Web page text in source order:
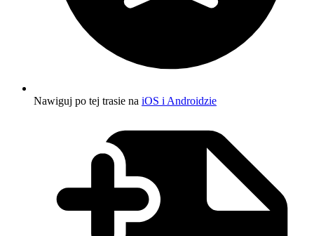
Nawiguj po tej trasie na iOS i Androidzie